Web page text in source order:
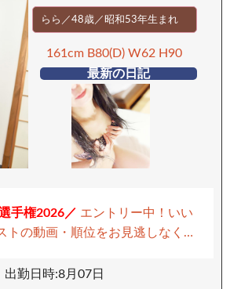
らら／48歳／昭和53年生まれ
161cm B80(D) W62 H90
最新の日記
手権2026／ エントリー中！いい
トの動画・順位をお見逃しなく！
が映える、上品なキレイ系女性
出勤日時:8月07日